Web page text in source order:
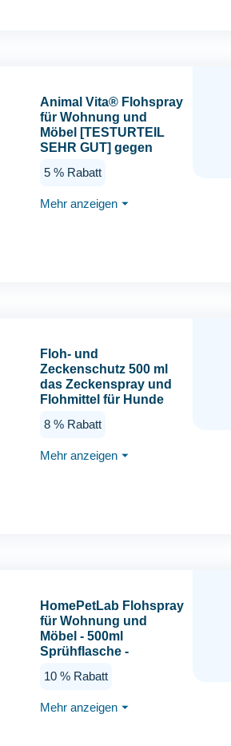
Animal Vita® Flohspray
für Wohnung und
Möbel [TESTURTEIL
SEHR GUT] gegen
Katzen - Alternative zu
Flohmittel für
5 % Rabatt
Mehr anzeigen ⏷
Floh- und
Zeckenschutz 500 ml
das Zeckenspray und
Flohmittel für Hunde
Flohspray für die
dem Tier bei akutem
8 % Rabatt
Mehr anzeigen ⏷
HomePetLab Flohspray
für Wohnung und
Möbel - 500ml
Sprühflasche -
Flohmittel Katzen und
Effizient Flöhe
10 % Rabatt
Mehr anzeigen ⏷